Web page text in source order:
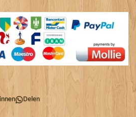
Delen